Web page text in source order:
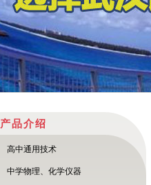
产品介绍
高中通用技术
中学物理、化学仪器